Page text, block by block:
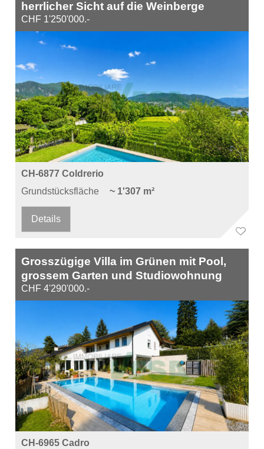
herrlicher Sicht auf die Weinberge
CHF 1'250'000.-
CH-6877 Coldrerio
Grundstücksfläche
~ 1'307 m²
Details
Grosszügige Villa im Grünen mit Pool,
grossem Garten und Studiowohnung
CHF 4'290'000.-
CH-6965 Cadro